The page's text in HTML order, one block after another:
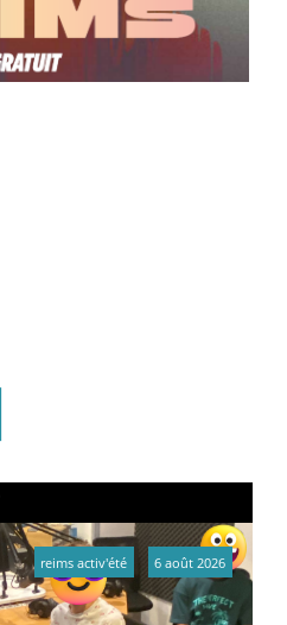
reims activ'été 6 août 2026